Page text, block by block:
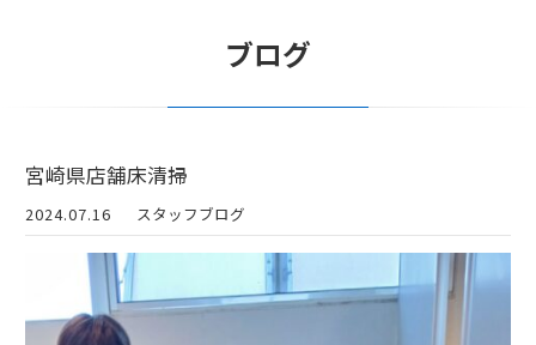
ブログ
宮崎県店舗床清掃
2024.07.16 スタッフブログ